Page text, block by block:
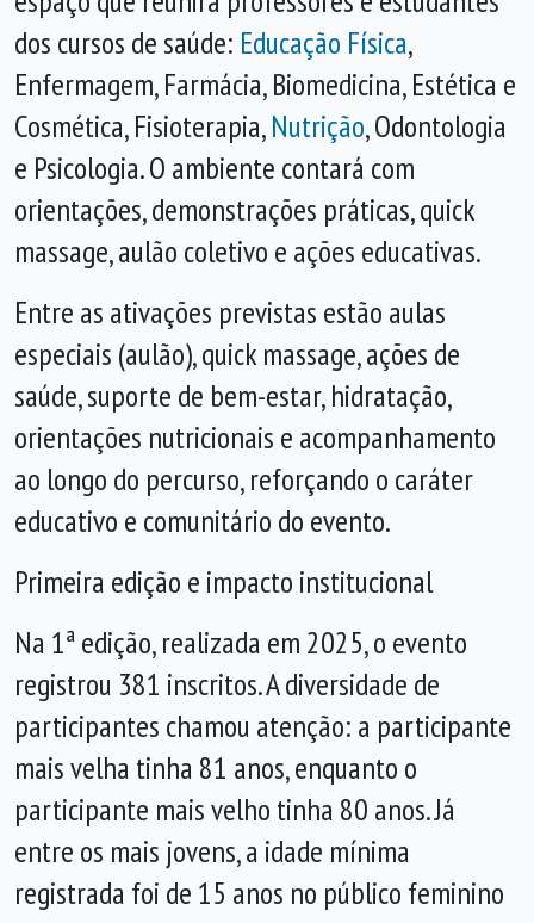
dos cursos de saúde: Educação Física,
Enfermagem, Farmácia, Biomedicina, Estética e
Cosmética, Fisioterapia,Nutrição, Odontologia
e Psicologia. O ambiente contará com
orientações, demonstrações práticas, quick
massage, aulão coletivo e ações educativas.
Entre as ativações previstas estão aulas
especiais (aulão), quick massage, ações de
saúde, suporte de bem-estar, hidratação,
orientações nutricionais e acompanhamento
ao longo do percurso, reforçando o caráter
educativo e comunitário do evento.
Primeira edição e impacto institucional
Na 1ª edição, realizada em 2025, o evento
registrou 381 inscritos. A diversidade de
participantes chamou atenção: a participante
mais velha tinha 81 anos, enquanto o
participante mais velho tinha 80 anos. Já
entre os mais jovens, a idade mínima
registrada foi de 15 anos no público feminino